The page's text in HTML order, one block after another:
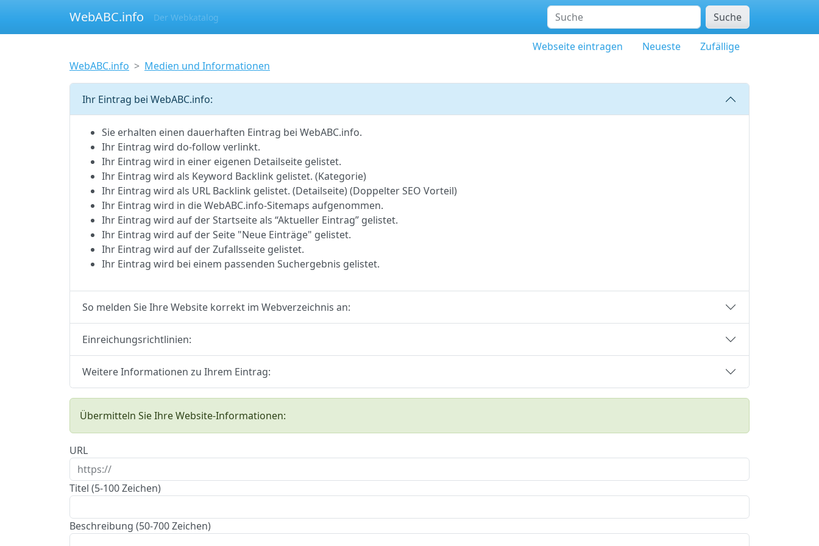
WebABC.info Der Webkatalog Suche
Webseite eintragen Neueste
Zufällige
WebABC.info
Medien und Informationen
Ihr Eintrag bei WebABC.info:
Sie erhalten einen dauerhaften Eintrag bei WebABC.info.
Ihr Eintrag wird do-follow verlinkt.
Ihr Eintrag wird in einer eigenen Detailseite gelistet.
Ihr Eintrag wird als Keyword Backlink gelistet. (Kategorie)
Ihr Eintrag wird als URL Backlink gelistet. (Detailseite) (Doppelter SEO Vorteil)
Ihr Eintrag wird in die WebABC.info-Sitemaps aufgenommen.
Ihr Eintrag wird auf der Startseite als “Aktueller Eintrag” gelistet.
Ihr Eintrag wird auf der Seite "Neue Einträge" gelistet.
Ihr Eintrag wird auf der Zufallsseite gelistet.
Ihr Eintrag wird bei einem passenden Suchergebnis gelistet.
So melden Sie Ihre Website korrekt im Webverzeichnis an:
Einreichungsrichtlinien:
Weitere Informationen zu Ihrem Eintrag:
Übermitteln Sie Ihre Website-Informationen:
URL
Titel (5-100 Zeichen)
Beschreibung (50-700 Zeichen)